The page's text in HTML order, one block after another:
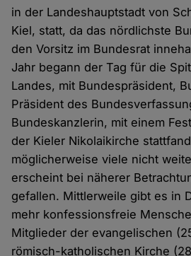
in der Landeshauptstadt von
Kiel, statt, da das nördlichste
den Vorsitz im Bundesrat
Jahr begann der Tag für die
Landes, mit Bundespräsident,
Präsident des
Bundeskanzlerin, mit einem
der Kieler Nikolaikirche
möglicherweise viele nicht
erscheint bei näherer
gefallen. Mittlerweile gibt es in
mehr konfessionsfreie
Mitglieder der evangelischen
römisch-katholischen Kirche